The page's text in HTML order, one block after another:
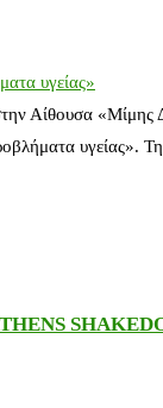
υγείας»
στην Αίθουσα
υγείας».